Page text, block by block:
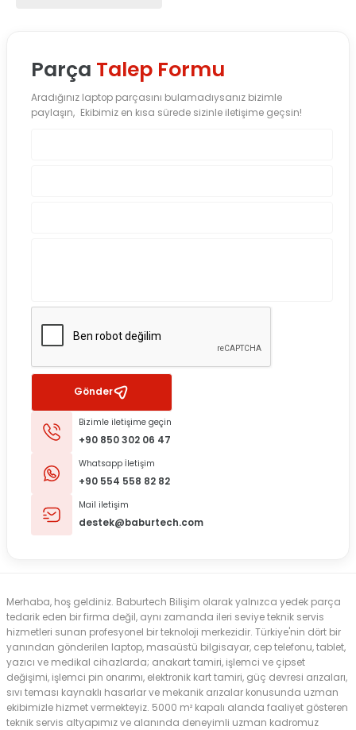
Parça Talep Formu
Aradığınız laptop parçasını bulamadıysanız bizimle
paylaşın, Ekibimiz en kısa sürede sizinle iletişime geçsin!
Gönder
Bizimle iletişime geçin
+90 850 302 06 47
Whatsapp İletişim
+90 554 558 82 82
Mail iletişim
destek@baburtech.com
Merhaba, hoş geldiniz. Baburtech Bilişim olarak yalnızca yedek parça
tedarik eden bir firma değil, aynı zamanda ileri seviye teknik servis
hizmetleri sunan profesyonel bir teknoloji merkezidir. Türkiye'nin dört bir
yanından gönderilen laptop, masaüstü bilgisayar, cep telefonu, tablet,
yazıcı ve medikal cihazlarda; anakart tamiri, işlemci ve çipset
değişimi, işlemci pin onarımı, elektronik kart tamiri, güç devresi arızaları,
sıvı teması kaynaklı hasarlar ve mekanik arızalar konusunda uzman
ekibimizle hizmet vermekteyiz. 5000 m² kapalı alanda faaliyet gösteren
teknik servis altyapımız ve alanında deneyimli uzman kadromuz